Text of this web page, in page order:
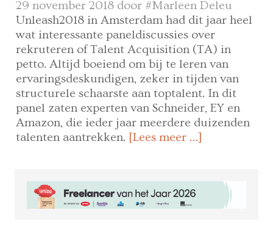
29 november 2018 door #Marleen Deleu
Unleash2018 in Amsterdam had dit jaar heel
wat interessante paneldiscussies over
rekruteren of Talent Acquisition (TA) in
petto. Altijd boeiend om bij te leren van
ervaringsdeskundigen, zeker in tijden van
structurele schaarste aan toptalent. In dit
panel zaten experten van Schneider, EY en
Amazon, die ieder jaar meerdere duizenden
talenten aantrekken. [Lees meer …]